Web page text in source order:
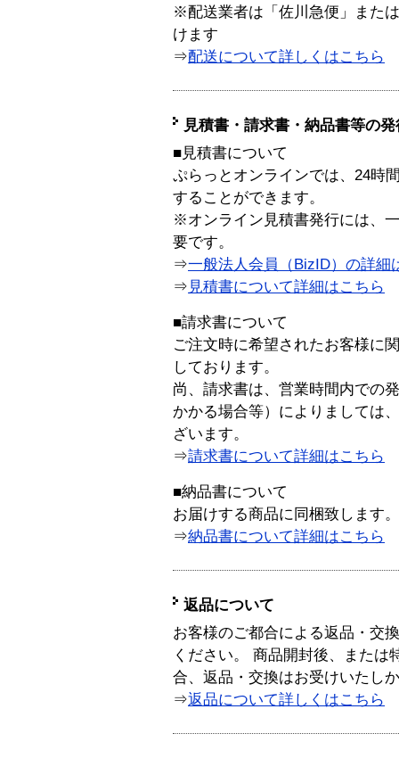
※配送業者は「佐川急便」また
けます
⇒配送について詳しくはこちら
見積書・請求書・納品書等の
■見積書について
ぷらっとオンラインでは、24時
することができます。
※オンライン見積書発行には、
要です。
⇒一般法人会員（BizID）の詳細
⇒ 見積書について詳細はこちら
■請求書について
ご注文時に希望されたお客様に
しております。
尚、請求書は、営業時間内での
かかる場合等）によりましては
ざいます。
⇒請求書について詳細はこちら
■納品書について
お届けする商品に同梱致します。
⇒納品書について詳細はこちら
返品について
お客様のご都合による返品・交
ください。 商品開封後、または
合、返品・交換はお受けいたし
⇒返品について詳しくはこちら